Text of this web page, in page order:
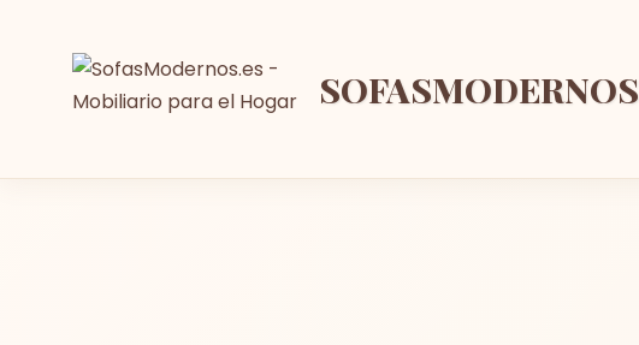
SOFASMODERNOS